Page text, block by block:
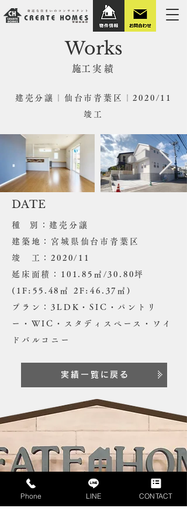
Works
​施工実績
建売分譲｜仙台市青葉区｜2020/11
竣工
DATE
​種 別：建売分譲
建築地：宮城県仙台市青葉区
竣 工：2020/11
延床面積：101.85㎡/30.80坪
(1F:55.48㎡ 2F:46.37㎡)
​プラン：3LDK・SIC・パントリ
ー・WIC・スタディスペース・ワイ
ドバルコニー
実績一覧に戻る
Phone LINE CONTACT